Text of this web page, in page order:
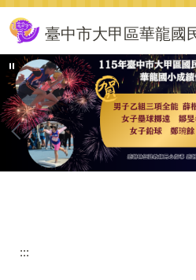
跳
到
主
要
內
容
區
臺中市大甲區華龍國
:::